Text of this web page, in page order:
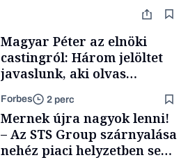
Magyar Péter az elnöki
castingról: Három jelöltet
javaslunk, aki olvas
híreket, nem fog
meglepődni
Forbes 2 perc
Mernek újra nagyok lenni!
– Az STS Group szárnyalása
nehéz piaci helyzetben sem